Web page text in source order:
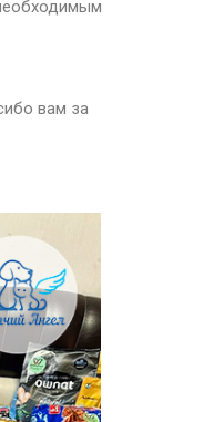
вам за